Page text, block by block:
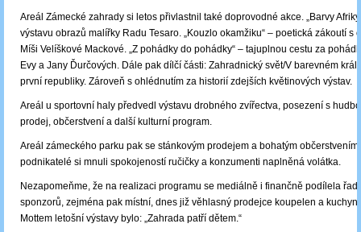
Areál Zámecké zahrady si letos přivlastnil také doprovodné akce. „Barvy
výstavu obrazů malířky Radu Tesaro. „Kouzlo okamžiku“ ‒ poetická zákoutí s
Míši Velíškové Mackové. „Z pohádky do pohádky“ – tajuplnou cestu za
Evy a Jany Ďurčových. Dále pak dílčí části: Zahradnický svět/V barevném
první republiky. Zároveň s ohlédnutím za historií zdejších květinových výstav.
Areál u sportovní haly předvedl výstavu drobného zvířectva, posezení s
prodej, občerstvení a další kulturní program.
Areál zámeckého parku pak se stánkovým prodejem a bohatým
podnikatelé si mnuli spokojeností ručičky a konzumenti naplněná volátka.
Nezapomeňme, že na realizaci programu se mediálně i finančně podílela
sponzorů, zejména pak místní, dnes již věhlasný prodejce koupelen a kuchyní
Mottem letošní výstavy bylo: „Zahrada patří dětem.“